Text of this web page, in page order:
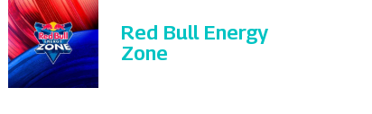
Red Bull Energy
Zone